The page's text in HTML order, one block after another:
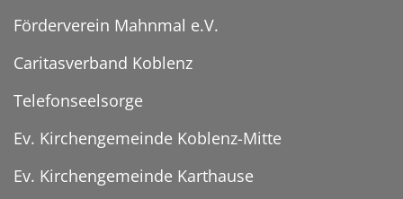
Förderverein Mahnmal e.V.
Caritasverband Koblenz
Telefonseelsorge
Ev. Kirchengemeinde Koblenz-Mitte
Ev. Kirchengemeinde Karthause